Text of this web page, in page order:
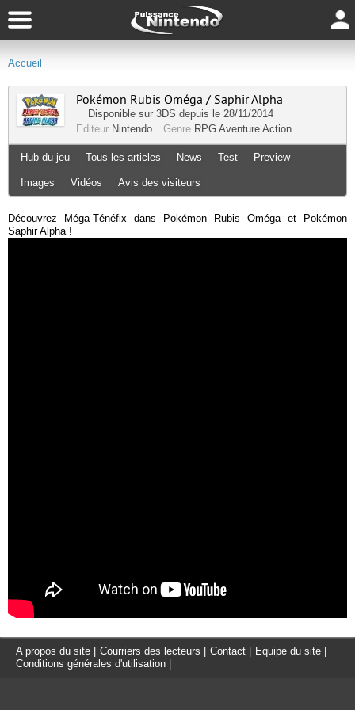
Accueil
Pokémon Rubis Oméga / Saphir Alpha
Disponible sur 3DS depuis le 28/11/2014
Editeur Nintendo Genre RPG Aventure Action
Hub du jeu Tous les articles News Test Preview
Images Vidéos Avis des visiteurs
Découvrez Méga-Ténéfix dans Pokémon Rubis Oméga et Pokémon
Saphir Alpha !
A propos du site Courriers des lecteurs Contact Equipe du site
Conditions générales d'utilisation